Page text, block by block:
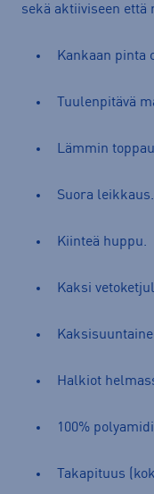
sekä aktiiviseen
Kankaan pinta
Tuulenpitävä
Lämmin
Suora leikkaus.
Kiinteä huppu.
Kaksi
Halkiot
100%
Takapituus